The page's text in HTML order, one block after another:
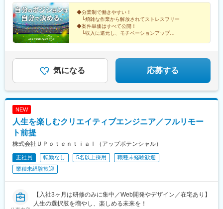
玉、茨城、栃木、群馬■関西／大阪、兵庫、京都、奈良、滋賀、和
歌山■東海／愛知、岐阜、三重、静岡■九州／福岡、鹿児島、熊
本、大分、長崎■海外／シンガポール、ミャンマー、バングラデシ
ュ、メキシコ、ドバイ、台湾海外にも事業を展開し、技術者がグ
ローバルに活躍できる環境です！
中華街駅、上強羅駅、鴨宮駅、姥子駅、初石駅、新千葉駅、東京
ディズニーランド・ステーション駅、京成西船駅、京成成田駅、
海浜幕張駅、柏駅、松戸駅、おゆみ野駅、船橋駅、佐倉駅、京成
千葉駅、新鎌ケ谷駅、成田空港駅(鉄道)、大宮駅(埼玉県)、志茂
駅、熊谷駅、浦和美園駅、東川口駅、所沢駅、籠原駅、南浦和
浦和駅、八木崎駅、水戸駅、つくば駅、守谷駅、日立駅、土浦
駅、古河駅、工機前駅、ひたち野うしく駅、石岡駅、取手駅、東
崎問屋町駅、水上駅、板倉東洋大前駅、南方駅(大阪府)、西梅田
駅、阿倍野駅(阪堺線)、京橋駅(大阪府)、安治川口駅、なんば駅(地
下鉄)、鶴橋駅、今宮戎駅、十三駅、大阪城公園駅、門真南駅、心
温泉駅、西明石駅、花隈駅、加古川駅、三宮駅(神戸新交通)、甲子
園駅、尼崎駅(東海道本線)、中山寺駅、中八木駅、西神中央駅、宝
駅、宇治駅(奈良線)、嵐山駅(阪急線)、烏丸駅、奈良駅、近鉄奈良
駅、大和西大寺駅、橿原神宮前駅、大和八木駅、天理駅、大和小
UP事例＞入社前 入社後年収480万円⇒年収650万円年収
600万円⇒年収800万円年収780万円⇒年収1000万円 ※大手ゼネコ
ン出身「社員の安心と幸せを第一に考える会社にしたい」という
想いから、業界内でも高水準となる月給60万円以上を用意しまし
た。担当プロジェクトも収入や働き方など、重視するポイントに
さい。＜年収例＞754万円／38歳1256万円／50歳787万円／62歳
865万円／40歳
◆分業制で働きやすい！
└煩雑な作業から解放されてストレスフリー
◆案件単価はすべて公開！
└収入に還元し、モチベーションアップ
気になる 応募する
NEW
人生を楽しむクリエイティブエンジニア／フルリモー
ト前提
株式会社ＵＰｏｔｅｎｔｉａｌ（アップポテンシャル）
正社員 転勤なし 5名以上採用
職種未経験歓迎
業種未経験歓迎
【入社3ヶ月は研修のみに集中／Web開発やデザイン／在宅あり】
人生の選択肢を増やし、楽しめる未来を！